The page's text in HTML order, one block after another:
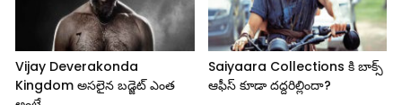
Vijay Deverakonda
Kingdom అసలైన బడ్జెట్ ఎంత
Saiyaara Collections కి బాక్స్
ఆఫీస్ కూడా దద్దరిల్లిందా?